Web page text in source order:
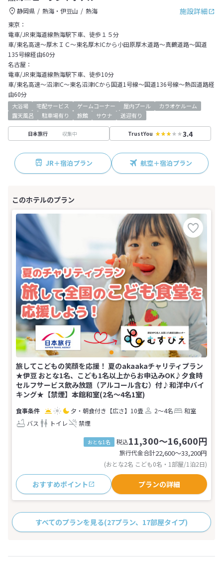
施設詳細
静岡県 熱海・伊豆山
熱海
東京：
電車/JR東海道線熱海駅下車、徒歩１５分
車/東名高速～厚木ＩＣ～東名厚木ICから小田原厚木道路～真鶴道路～国道
135号線経由60分
名古屋：
電車/JR東海道線熱海駅下車、徒歩10分
車/東名高速～沼津IC～東名沼津ICから国道1号線～国道136号線～熱函道路経
由60分
大浴場 宅配サービス ゲームコーナー 屋内プール
カラオケルーム
露天風呂
駐車場有り 旅館 サウナ 送迎有り
日本旅行 収集中 TrustYou 3.4
JR＋宿泊プラン 航空＋宿泊プラン
旅してこどもの笑顔を応援！ 夏のakaakaチャリティプラン
★伊豆 おとな1名、こども1名以上からお申込みOK♪夕食時
セルフサービス飲み放題（アルコール含む）付♪和洋中バイ
キング★【禁煙】本館和室(2名～4名1室)
夕・朝食付き 【広さ】10畳 2～4名
和室
バス
トイレ 禁煙
おとな1名 税込11,300～16,600円
旅行代金合計22,600〜33,200円
(おとな2名 こども0名・1部屋/1泊2日)
おすすめポイント プランの詳細
すべてのプランを見る(27プラン、17部屋タイプ)